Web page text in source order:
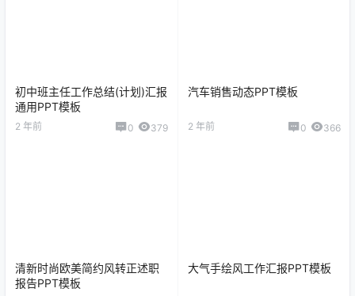
初中班主任工作总结(计划)汇报
通用PPT模板
2 年前 0 379
汽车销售动态PPT模板
2 年前 0 366
清新时尚欧美简约风转正述职
报告PPT模板
大气手绘风工作汇报PPT模板